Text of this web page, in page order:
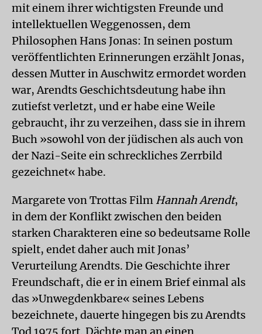
mit einem ihrer wichtigsten Freunde und
intellektuellen Weggenossen, dem
Philosophen Hans Jonas: In seinen postum
veröffentlichten Erinnerungen erzählt Jonas,
dessen Mutter in Auschwitz ermordet worden
war, Arendts Geschichtsdeutung habe ihn
zutiefst verletzt, und er habe eine Weile
gebraucht, ihr zu verzeihen, dass sie in ihrem
Buch »sowohl von der jüdischen als auch von
der Nazi-Seite ein schreckliches Zerrbild
gezeichnet« habe.
Margarete von Trottas Film Hannah Arendt,
in dem der Konflikt zwischen den beiden
starken Charakteren eine so bedeutsame Rolle
spielt, endet daher auch mit Jonas’
Verurteilung Arendts. Die Geschichte ihrer
Freundschaft, die er in einem Brief einmal als
das »Unwegdenkbare« seines Lebens
bezeichnete, dauerte hingegen bis zu Arendts
Tod 1975 fort. Dächte man an einen